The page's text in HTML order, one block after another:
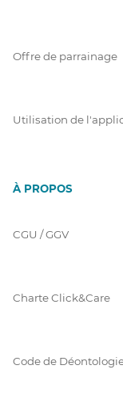
Offre de parrainage
Utilisation de
À PROPOS
CGU / GGV
Charte Click&Care
Code de